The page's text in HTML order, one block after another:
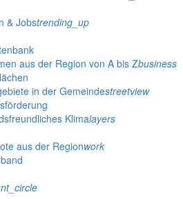
& Jobstrending_up
aus der Region von A bis Zbusiness
in der Gemeindestreetview
Klimalayers
aus der Regionwork